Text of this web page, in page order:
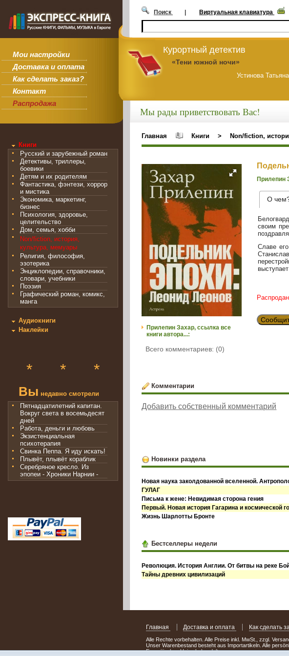
Мои настройки
Доставка и оплата
Как сделать заказ?
Контакт
Распродажа
Поиск | Виртуальная клавиатура
Курортный детектив
«Тени южной ночи»
Устинова Татьяна
Книги
Русский и зарубежный роман
Детективы, триллеры,
боевики
Детям и их родителям
Фантастика, фэнтези, хоррор
и мистика
Экономика, маркетинг,
бизнес
Психология, здоровье,
целительство
Дом, семья, хобби
Non/fiction, история,
культура, мемуары
Религия, философия,
эзотерика
Энциклопедии, справочники,
словари, учебники
Поэзия
Графический роман, комикс,
манга
Аудиокниги
Наклейки
* * *
Вы недавно смотрели
Пятнадцатилетний капитан.
Вокруг света в восемьдесят
дней
Работа, деньги и любовь
Экзистенциальная
психотерапия
Свинка Пеппа. Я иду искать!
Плывёт, плывёт кораблик
Серебряное кресло. Из
эпопеи - Хроники Нарнии -
Мы рады приветствовать Вас!
Главная Книги > Non/fiction,
Прилепин Захар, ссылка все
книги автора...:
Всего комментариев: (0)
Прилепин
О
своим
Славе
Комментарии
Добавить собственный комментарий
Новинки раздела
Новая наука заколдованной вселенной.
ГУЛАГ
Письма к жене: Невидимая сторона гения
Первый. Новая история Гагарина и космической
Жизнь Шарлотты Бронте
Бестселлеры недели
Революция. История Англии. От битвы на реке
Тайны древних цивилизаций
Главная Доставка и оплата Как сделать
Alle Rechte vorbehalten. Alle Preise inkl. MwSt., zzgl.
Unser Warenbestand besteht aus Importartikeln. Alle
Europäischen Union behandelt.